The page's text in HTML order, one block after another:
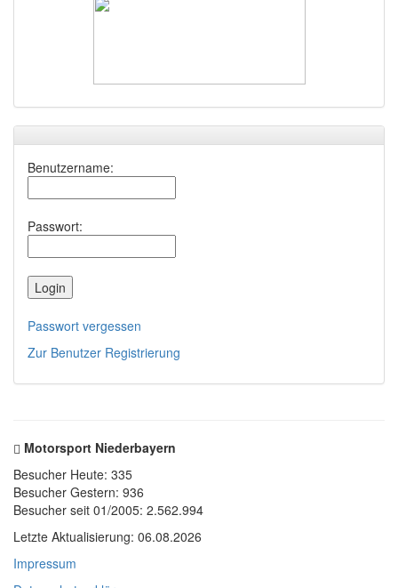
Benutzername:
Passwort:
Passwort vergessen
Zur Benutzer Registrierung
Motorsport Niederbayern
Besucher Heute: 335
Besucher Gestern: 936
Besucher seit 01/2005: 2.562.994
Letzte Aktualisierung: 06.08.2026
Impressum